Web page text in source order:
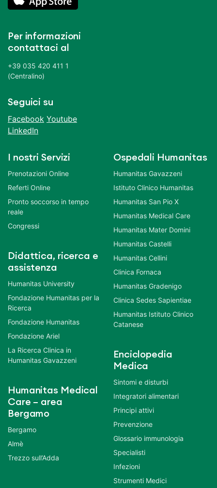
Per informazioni
contattaci al
+39 035 420 411 1
(Centralino)
Seguici su
Facebook Youtube
LinkedIn
I nostri Servizi
Prenotazioni Online
Referti Online
Pronto soccorso in tempo
reale
Congressi
Didattica, ricerca e
assistenza
Humanitas University
Fondazione Humanitas per la
Ricerca
Fondazione Humanitas
Fondazione Ariel
La Ricerca Clinica in
Humanitas Gavazzeni
Humanitas Medical
Care – area
Bergamo
Bergamo
Almè
Trezzo sull’Adda
Ospedali Humanitas
Humanitas Gavazzeni
Istituto Clinico Humanitas
Humanitas San Pio X
Humanitas Medical Care
Humanitas Mater Domini
Humanitas Castelli
Humanitas Cellini
Clinica Fornaca
Humanitas Gradenigo
Clinica Sedes Sapientiae
Humanitas Istituto Clinico
Catanese
Enciclopedia
Medica
Sintomi e disturbi
Integratori alimentari
Principi attivi
Prevenzione
Glossario immunologia
Specialisti
Infezioni
Strumenti Medici